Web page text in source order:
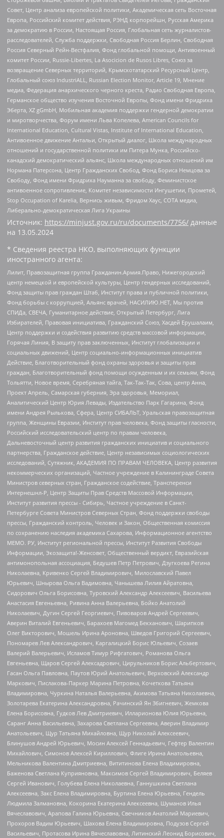
Совет, Центр анализа европейской политики, Академическая сеть Восточная
Европа, Российский комитет действия, РЭНД корпорейшн, Русская Америка
за демократию в России, Настоящая Россия, Глобальная сеть журналистов-
расследователей, Служба поддержки, Свободная Россия Берлин, Свободная
Россия Северный Рейн-Вестфалия, Фонд глобальной помощи, Антивоенный
комитет России, Russie-Libertes, La Asocicion de Rusos Libres, Союз за
возвращение Северных территорий, Крымскотатарский Ресурсный Центр,
Глобальный союз IndustriALL, Russian Election Monitor, Article 19, Мнение
медиа, Федерация анархического черного креста, Радио Свободная Европа,
Германское общество изучения Восточной Европы, Фонд имени Фридриха
Эберта, XZ gGmbH, Мобильная академия поддержки гендерной демократии
и миротворчества, Форум имени Льва Копелева, American Councils for
International Education, Cultural Vistas, Institute of International Education,
Антивоенное движение Антальи, Открытый диалог, Школа международных
отношений и государственной политики им Питера Мунка, Российско-
канадский демократический альянс, Школа международных отношений им
Нормана Патерсона, Центр Гражданских Свобод, Фонд Бориса Немцова за
Свободу, Фонд имени Фридриха Науманна за свободу, Феминистское
антивоенное сопротивление, Комитет независимости Ингушетии, Прометей,
Stop Occupation of Karelia, Вернись живым, Фридом Хаус, СОТА медиа,
Либерально-демократическая Лига Украины
Источник: https://minjust.gov.ru/ru/documents/7756/ данные
на 13.05.2024
* Сведения реестра НКО, выполняющих функции
иностранного агента:
Лилит, Правозащитная группа Гражданин.Армия.Право, Нижегородский
центр немецкой и европейской культуры, Центр гендерных исследований,
Фонд защиты прав граждан Штаб, Институт права и публичной политики,
Фонд борьбы с коррупцией, Альянс врачей, НАСИЛИЮ.НЕТ, Мы против
СПИДа, СВЕЧА, Гуманитарное действие, Открытый Петербург, Лига
Избирателей, Правовая инициатива, Гражданский Союз, Хасдей Ерушалаим,
Центр поддержки и содействия развитию средств массовой информации,
Горячая Линия, В защиту прав заключенных, Институт глобализации и
социальных движений, Центр социально-информационных инициатив
Действие, Благотворительный фонд охраны здоровья и защиты прав
граждан, Благотворительный фонд помощи осужденным и их семьям, Фонд
Тольятти, Новое время, Серебряная тайга, Так-Так-Так, Сова, центр Анна,
Проект Апрель, Самарская губерния, Эра здоровья, Мемориал,
Аналитический Центр Юрия Левады, Издательство Парк Гагарина, Фонд
имени Андрея Рылькова, Сфера, Центр СИБАЛЬТ, Уральская правозащитная
группа, Женщины Евразии, Институт прав человека, Фонд защиты гласности,
Российский исследовательский центр по правам человека,
Дальневосточный центр развития гражданских инициатив и социального
партнерства, Гражданское действие, Центр независимых социологических
исследований, Сутяжник, АКАДЕМИЯ ПО ПРАВАМ ЧЕЛОВЕКА, Центр развития
некоммерческих организаций, Частное учреждение в Калининграде Совета
Министров северных стран, Гражданское содействие, Трансперенси
Интернешнл-Р, Центр Защиты Прав Средств Массовой Информации,
Институт развития прессы - Сибирь, Частное учреждение в Санкт-
Петербурге Совета Министров Северных Стран, Фонд поддержки свободы
прессы, Гражданский контроль, Человек и Закон, Общественная комиссия
по сохранению наследия академика Сахарова, Информационное агентство
МЕМО. РУ, Институт региональной прессы, Институт Развития Свободы
Информации, Экозащита!-Женсовет, Общественный вердикт, Евразийская
антимонопольная ассоциация, Бедушев Петр Петрович, Дзугкоева Регина
Николаевна, Кривенко Сергей Владимирович, Милославский Павел
Юрьевич, Шнырова Ольга Вадимовна, Чанышева Лилия Айратовна,
Сидорович Ольга Борисовна, Туровский Александр Алексеевич, Васильева
Анастасия Евгеньевна, Ривина Анна Валерьевна, Бойко Анатолий
Николаевич, Дугин Сергей Георгиевич, Пивоваров Андрей Сергеевич,
Аверин Виталий Евгеньевич, Барахоев Магомед Бекханович, Шарипков
Олег Викторович, Мошель Ирина Ароновна, Шведов Григорий Сергеевич,
Пономарев Лев Александрович, Каргалицкий Борис Юльевич, Созаев
Валерий Валерьевич, Исламов Тимур Рифгатович, Романова Ольга
Евгеньевна, Щаров Сергей Алексадрович, Цирульников Борис Альбертович,
Гасан Ольга Павловна, Паутов Юрий Анатольевич, Верховский Александр
Маркович, Пислакова-Паркер Марина Петровна, Кочеткова Татьяна
Владимировна, Чуркина Наталья Валерьевна, Акимова Татьяна Николаевна,
Золотарева Екатерина Александровна, Рачинский Ян Збигневич, Жемкова
Елена Борисовна, Гудков Лев Дмитриевич, Илларионова Юлия Юрьевна,
Саранг Анна Васильевна, Захарова Светлана Сергеевна, Аверин Владимир
Анатольевич, Щур Татьяна Михайловна, Щур Николай Алексеевич,
Блинушов Андрей Юрьевич, Мосин Алексей Геннадьевич, Гефтер Валентин
Михайлович, Симонов Алексей Кириллович, Флиге Ирина Анатольевна,
Мельникова Валентина Дмитриевна, Вититинова Елена Владимировна,
Баженова Светлана Куприяновна, Максимов Сергей Владимирович, Беляев
Сергей Иванович, Голубева Елена Николаевна, Ганнушкина Светлана
Алексеевна, Закс Елена Владимировна, Буртина Елена Юрьевна, Гендель
Людмила Залмановна, Кокорина Екатерина Алексеевна, Шуманов Илья
Вячеславович, Арапова Галина Юрьевна, Свечников Анатолий Мариевич,
Прохоров Вадим Юрьевич, Шахова Елена Владимировна, Подузов Сергей
Васильевич, Протасова Ирина Вячеславовна, Литинский Леонид Борисович,